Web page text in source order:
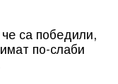
са победили,
по-слаби